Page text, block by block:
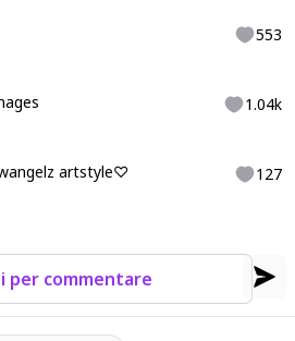
per commentare
553
1.04k
artstyle♡ 127